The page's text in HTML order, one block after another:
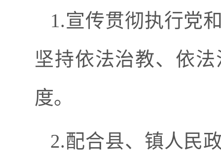
1.宣传贯彻执行党
坚持依法治教、依
度。
2.配合县、镇人民